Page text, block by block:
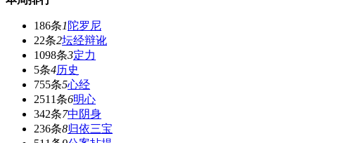
186条1 陀罗尼
22条2坛经辩讹
1098条3定力
5条4历史
755条5心经
2511条6明心
342条7中阴身
236条8归依三宝